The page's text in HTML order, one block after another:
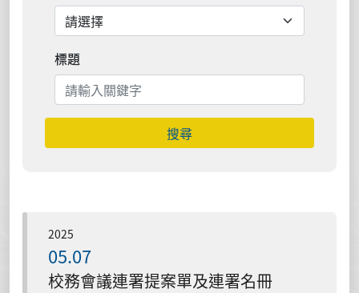
標題
搜尋
2025
05.07
校務會議連署提案單及連署名冊